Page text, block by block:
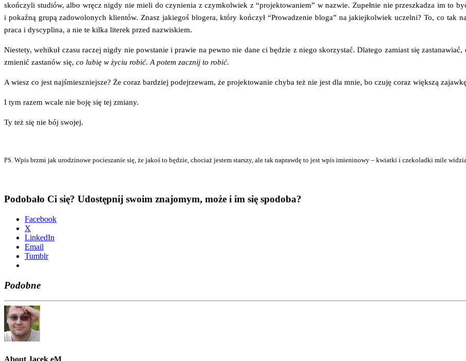
skoń­czy­li stu­diów, albo wręcz nigdy nie mie­li do czy­nie­nia z czym­kol­wiek z “pro­jek­to­wa­niem” w nazwie. Zupeł­nie nie prze­szka­dza im to
i pokaź­ną gru­pą zado­wo­lo­nych klien­tów. Znasz jakie­goś blo­ge­ra, któ­ry koń­czył “Pro­wa­dze­nie blo­ga” na jakiej­kol­wiek uczel­ni? To, co tak
pra­ca i dys­cy­pli­na, a nie te kil­ka lite­rek przed nazwiskiem.
Nie­ste­ty, wehi­kuł cza­su raczej nigdy nie powsta­nie i pra­wie na pew­no nie dane ci będzie z nie­go sko­rzy­stać. Dla­te­go zamiast się
zmie­nić zasta­nów się, co lubię w życiu robić. A potem zacznij to robić.
A wiesz co jest naj­śmiesz­niej­sze? Że coraz bar­dziej podej­rze­wam, że pro­jek­to­wa­nie chy­ba też nie jest dla mnie, bo czu­ję coraz więk­szą
I tym razem wca­le nie boję się tej zmiany.
Ty też się nie bój swojej.
PS . Wpis brzmi jak uro­dzi­no­we pocie­sza­nie się, że jakoś to będzie, cho­ciaż jestem star­szy, ale tak napraw­dę to jest wpis imie­ni­no­wy – kwiat­ki i cze­ko­lad­ki mile
Podobało Ci się? Udostępnij swoim znajomym, może i im się spodoba?
Face­bo­ok
X
Lin­ke­dIn
Ema­il
Tum­blr
Podobne
About Jacek eM